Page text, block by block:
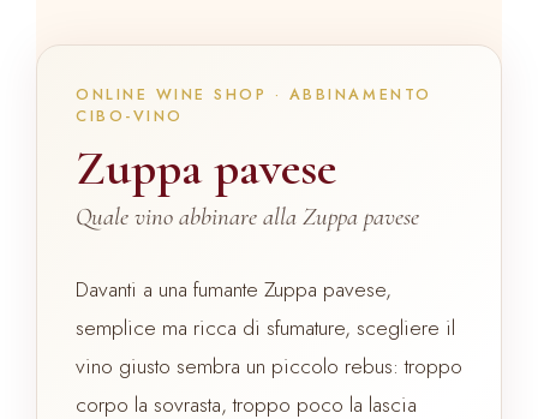
ONLINE WINE SHOP · ABBINAMENTO
CIBO-VINO
Zuppa pavese
Quale vino abbinare alla Zuppa pavese
Davanti a una fumante Zuppa pavese,
semplice ma ricca di sfumature, scegliere il
vino giusto sembra un piccolo rebus: troppo
corpo la sovrasta, troppo poco la lascia